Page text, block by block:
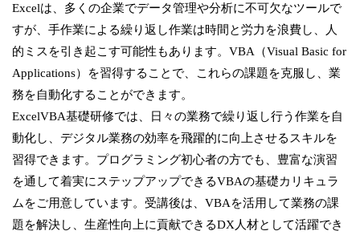
Excelは、多くの企業でデータ管理や分析に不可欠なツールで
すが、手作業による繰り返し作業は時間と労力を浪費し、人
的ミスを引き起こす可能性もあります。VBA（Visual Basic for
Applications）を習得することで、これらの課題を克服し、業
務を自動化することができます。
ExcelVBA基礎研修では、日々の業務で繰り返し行う作業を自
動化し、デジタル業務の効率を飛躍的に向上させるスキルを
習得できます。プログラミング初心者の方でも、豊富な演習
を通して着実にステップアップできるVBAの基礎カリキュラ
ムをご用意しています。受講後は、VBAを活用して業務の課
題を解決し、生産性向上に貢献できるDX人材として活躍でき